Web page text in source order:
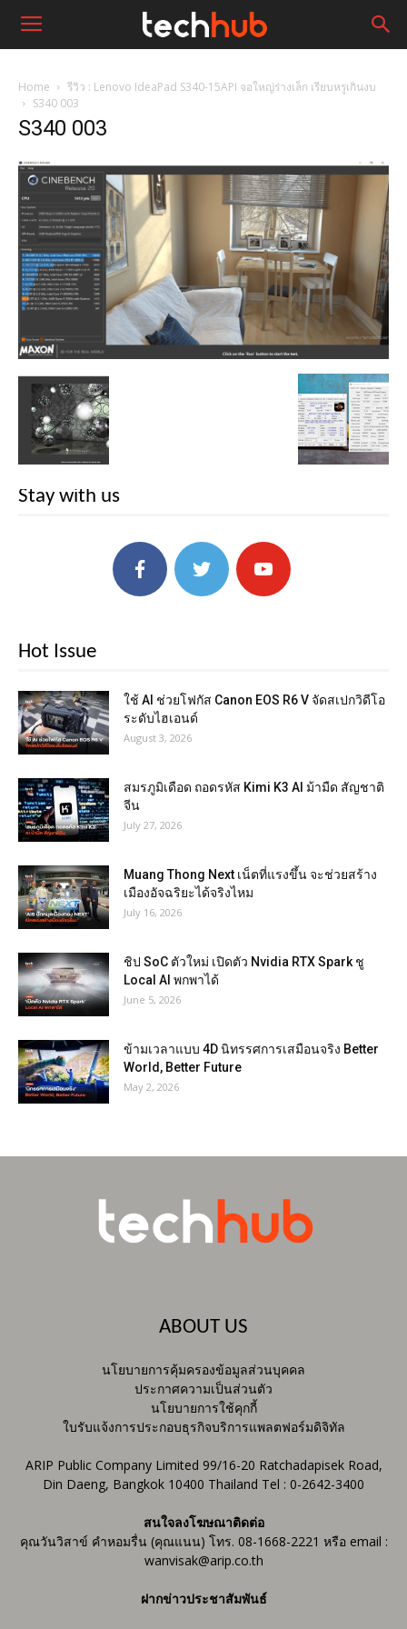
Home
รีวิว : Lenovo IdeaPad S340-15API จอใหญ่ร่างเล็ก เรียบหรูเกินงบ
S340 003
S340 003
Stay with us
Hot Issue
ใช้ AI ช่วยโฟกัส Canon EOS R6 V จัดสเปกวิดีโอ
ระดับไฮเอนด์
August 3, 2026
สมรภูมิเดือด ถอดรหัส Kimi K3 AI ม้ามืด สัญชาติ
จีน
July 27, 2026
Muang Thong Next เน็ตที่แรงขึ้น จะช่วยสร้าง
เมืองอัจฉริยะได้จริงไหม
July 16, 2026
ชิป SoC ตัวใหม่ เปิดตัว Nvidia RTX Spark ชู
Local AI พกพาได้
June 5, 2026
ข้ามเวลาแบบ 4D นิทรรศการเสมือนจริง Better
World, Better Future
May 2, 2026
ABOUT US
นโยบายการคุ้มครองข้อมูลส่วนบุคคล
ประกาศความเป็นส่วนตัว
นโยบายการใช้คุกกี้
ใบรับแจ้งการประกอบธุรกิจบริการแพลตฟอร์มดิจิทัล
ARIP Public Company Limited 99/16-20 Ratchadapisek Road,
Din Daeng, Bangkok 10400 Thailand Tel : 0-2642-3400
สนใจลงโฆษณาติดต่อ
คุณวันวิสาข์ คำหอมรื่น (คุณแนน) โทร. 08-1668-2221 หรือ email :
wanvisak@arip.co.th
ฝากข่าวประชาสัมพันธ์